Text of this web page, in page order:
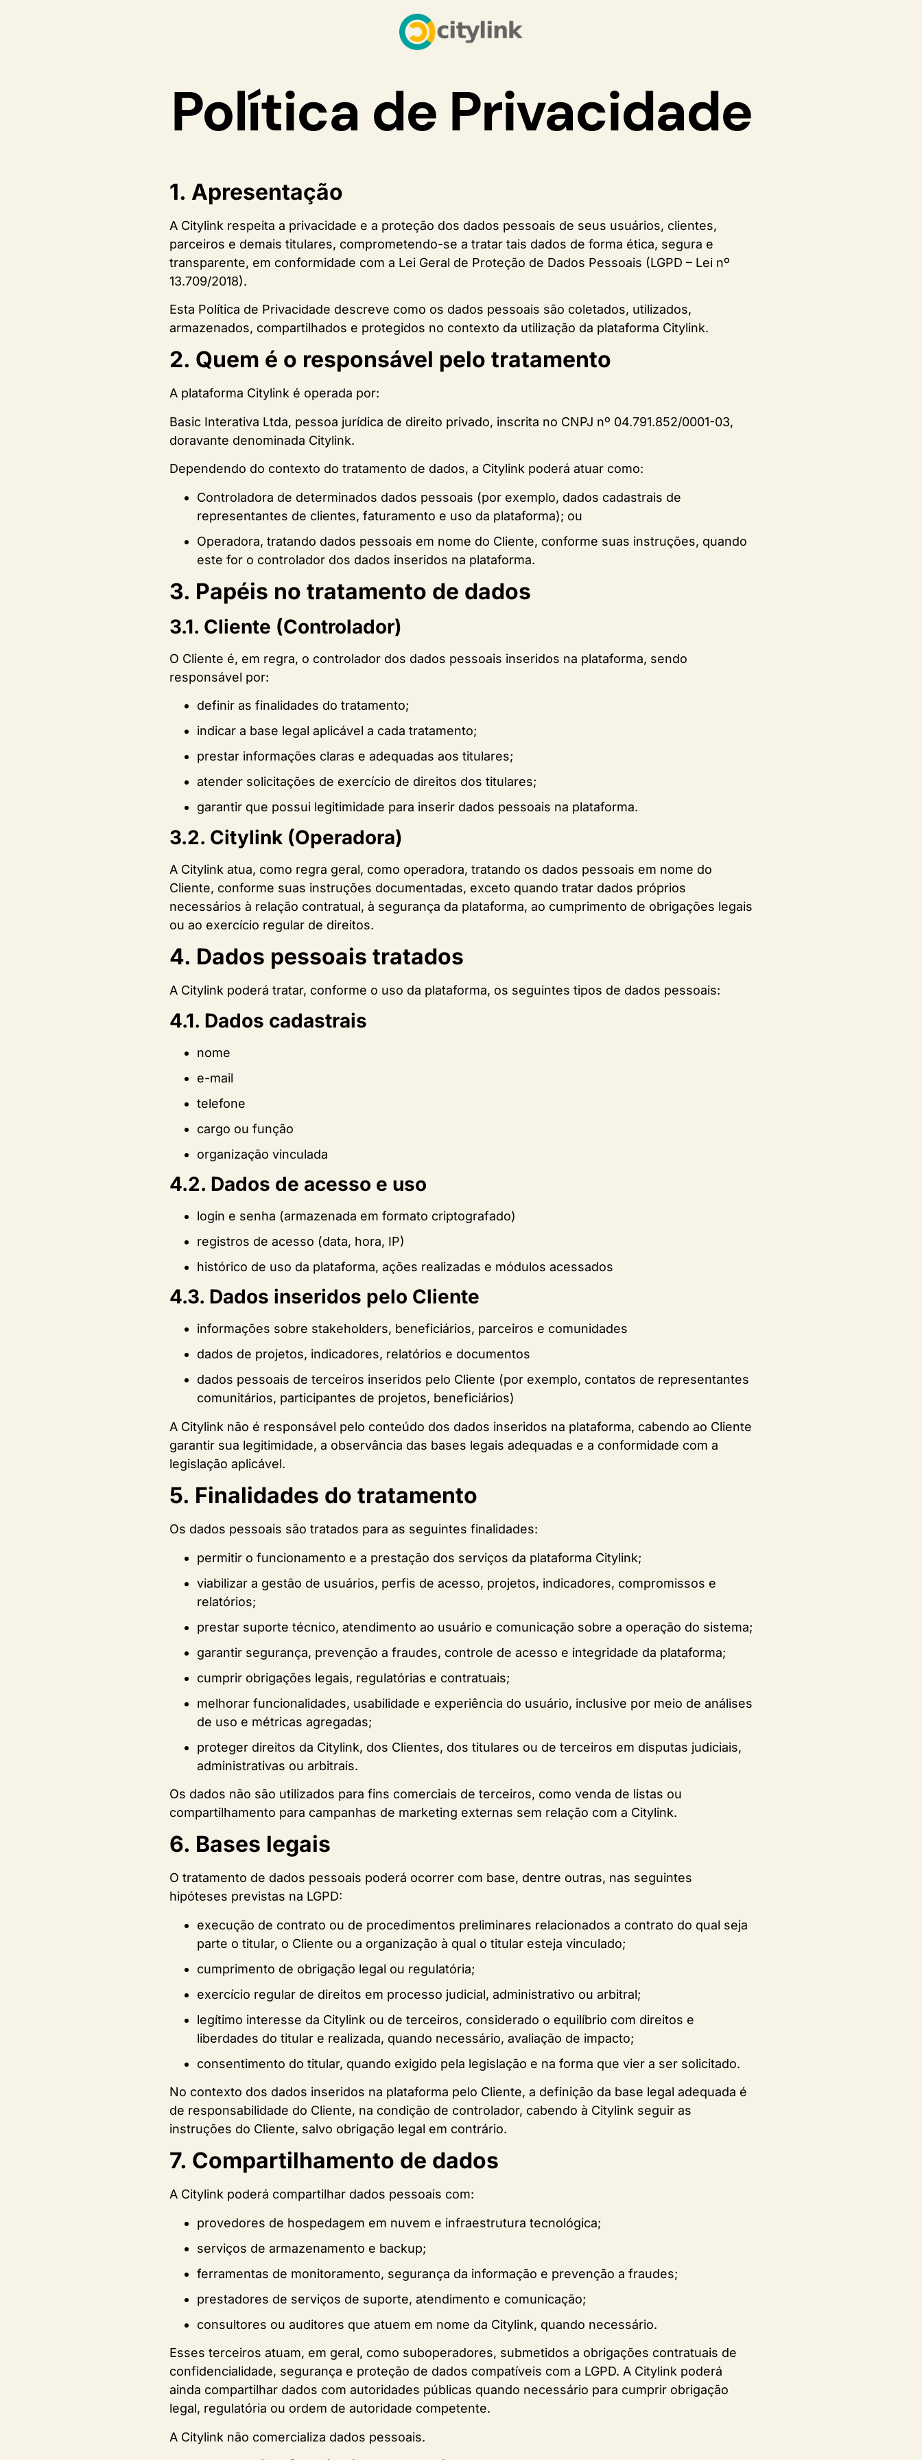
Política de Privacidade
1. Apresentação
A Citylink respeita a privacidade e a proteção dos dados pessoais de seus usuários, clientes,
parceiros e demais titulares, comprometendo-se a tratar tais dados de forma ética, segura e
transparente, em conformidade com a Lei Geral de Proteção de Dados Pessoais (LGPD – Lei nº
13.709/2018).
Esta Política de Privacidade descreve como os dados pessoais são coletados, utilizados,
armazenados, compartilhados e protegidos no contexto da utilização da plataforma Citylink.
2. Quem é o responsável pelo tratamento
A plataforma Citylink é operada por:
Basic Interativa Ltda, pessoa jurídica de direito privado, inscrita no CNPJ nº 04.791.852/0001-03,
doravante denominada Citylink.
Dependendo do contexto do tratamento de dados, a Citylink poderá atuar como:
Controladora de determinados dados pessoais (por exemplo, dados cadastrais de
representantes de clientes, faturamento e uso da plataforma); ou
Operadora, tratando dados pessoais em nome do Cliente, conforme suas instruções, quando
este for o controlador dos dados inseridos na plataforma.
3. Papéis no tratamento de dados
3.1. Cliente (Controlador)
O Cliente é, em regra, o controlador dos dados pessoais inseridos na plataforma, sendo
responsável por:
definir as finalidades do tratamento;
indicar a base legal aplicável a cada tratamento;
prestar informações claras e adequadas aos titulares;
atender solicitações de exercício de direitos dos titulares;
garantir que possui legitimidade para inserir dados pessoais na plataforma.
3.2. Citylink (Operadora)
A Citylink atua, como regra geral, como operadora, tratando os dados pessoais em nome do
Cliente, conforme suas instruções documentadas, exceto quando tratar dados próprios
necessários à relação contratual, à segurança da plataforma, ao cumprimento de obrigações legais
ou ao exercício regular de direitos.
4. Dados pessoais tratados
A Citylink poderá tratar, conforme o uso da plataforma, os seguintes tipos de dados pessoais:
4.1. Dados cadastrais
nome
e-mail
telefone
cargo ou função
organização vinculada
4.2. Dados de acesso e uso
login e senha (armazenada em formato criptografado)
registros de acesso (data, hora, IP)
histórico de uso da plataforma, ações realizadas e módulos acessados
4.3. Dados inseridos pelo Cliente
informações sobre stakeholders, beneficiários, parceiros e comunidades
dados de projetos, indicadores, relatórios e documentos
dados pessoais de terceiros inseridos pelo Cliente (por exemplo, contatos de representantes
comunitários, participantes de projetos, beneficiários)
A Citylink não é responsável pelo conteúdo dos dados inseridos na plataforma, cabendo ao Cliente
garantir sua legitimidade, a observância das bases legais adequadas e a conformidade com a
legislação aplicável.
5. Finalidades do tratamento
Os dados pessoais são tratados para as seguintes finalidades:
permitir o funcionamento e a prestação dos serviços da plataforma Citylink;
viabilizar a gestão de usuários, perfis de acesso, projetos, indicadores, compromissos e
relatórios;
prestar suporte técnico, atendimento ao usuário e comunicação sobre a operação do sistema;
garantir segurança, prevenção a fraudes, controle de acesso e integridade da plataforma;
cumprir obrigações legais, regulatórias e contratuais;
melhorar funcionalidades, usabilidade e experiência do usuário, inclusive por meio de análises
de uso e métricas agregadas;
proteger direitos da Citylink, dos Clientes, dos titulares ou de terceiros em disputas judiciais,
administrativas ou arbitrais.
Os dados não são utilizados para fins comerciais de terceiros, como venda de listas ou
compartilhamento para campanhas de marketing externas sem relação com a Citylink.
6. Bases legais
O tratamento de dados pessoais poderá ocorrer com base, dentre outras, nas seguintes
hipóteses previstas na LGPD:
execução de contrato ou de procedimentos preliminares relacionados a contrato do qual seja
parte o titular, o Cliente ou a organização à qual o titular esteja vinculado;
cumprimento de obrigação legal ou regulatória;
exercício regular de direitos em processo judicial, administrativo ou arbitral;
legítimo interesse da Citylink ou de terceiros, considerado o equilíbrio com direitos e
liberdades do titular e realizada, quando necessário, avaliação de impacto;
consentimento do titular, quando exigido pela legislação e na forma que vier a ser solicitado.
No contexto dos dados inseridos na plataforma pelo Cliente, a definição da base legal adequada é
de responsabilidade do Cliente, na condição de controlador, cabendo à Citylink seguir as
instruções do Cliente, salvo obrigação legal em contrário.
7. Compartilhamento de dados
A Citylink poderá compartilhar dados pessoais com:
provedores de hospedagem em nuvem e infraestrutura tecnológica;
serviços de armazenamento e backup;
ferramentas de monitoramento, segurança da informação e prevenção a fraudes;
prestadores de serviços de suporte, atendimento e comunicação;
consultores ou auditores que atuem em nome da Citylink, quando necessário.
Esses terceiros atuam, em geral, como suboperadores, submetidos a obrigações contratuais de
confidencialidade, segurança e proteção de dados compatíveis com a LGPD. A Citylink poderá
ainda compartilhar dados com autoridades públicas quando necessário para cumprir obrigação
legal, regulatória ou ordem de autoridade competente.
A Citylink não comercializa dados pessoais.